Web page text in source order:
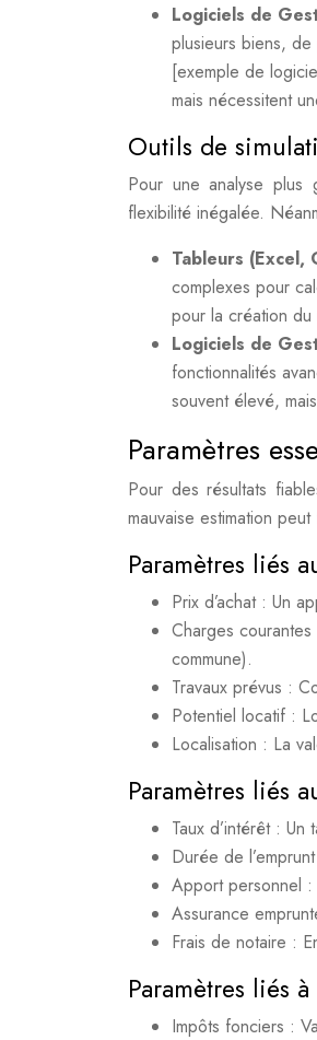
Logiciels de
plusieurs biens, de
[exemple de
mais nécessitent
Outils de
Pour une analyse plus
flexibilité inégalée.
Tableurs (Excel,
complexes pour
pour la création du
Logiciels de
fonctionnalités
souvent élevé,
Paramètres
Pour des résultats
mauvaise estimation peut
Paramètres liés
Prix d’achat : Un
Charges
commune).
Travaux prévus :
Potentiel locatif :
Localisation : La
Paramètres liés
Taux d’intérêt :
Durée de
Apport personnel :
Assurance
Frais de notaire :
Paramètres liés
Impôts fonciers :